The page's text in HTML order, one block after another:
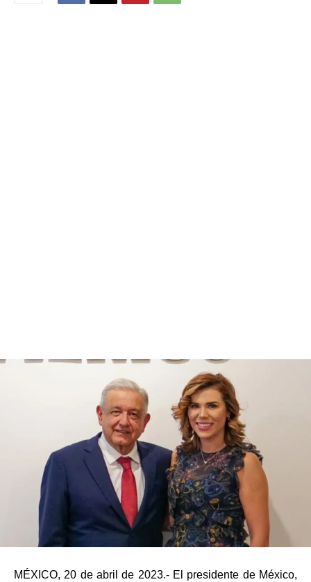
MÉXICO, 20 de abril de 2023.- El presidente de México,